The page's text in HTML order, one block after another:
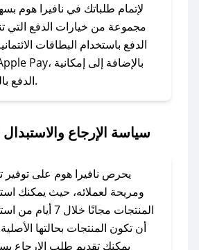
الرسائل الخاصة على تويتر أو
وسنقوم بحل المشكلة في
في حال عدم توفر كوبونات
للحصول على كوبونات
لإتمام طلباتك في نافيرا هوم
مجموعة من خيارات الدفع التي
الدفع باستخدام البطاقات
الدفع بالتقسيط الشهري.
سياسة الإرجاع
يحرص نافيرا هوم على توفير
ومريحة لعملائه، حيث يمكنك
المنتجات مجانًا
أن تكون المنتجات بحالتها
يمكنك تقديم طلب الإرجاع